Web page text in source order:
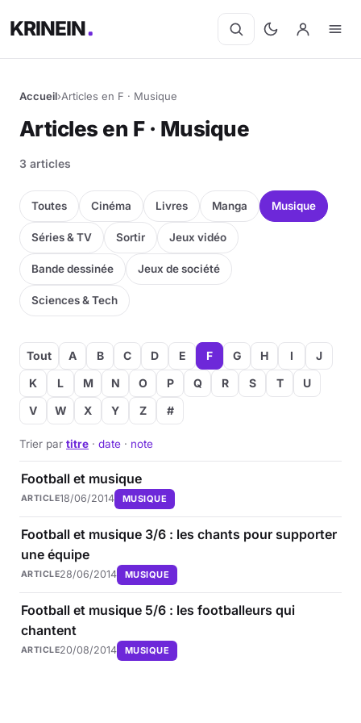
KRINEIN
Accueil›Articles en F · Musique
Articles en F · Musique
3 articles
Toutes Cinéma Livres Manga Musique
Séries & TV Sortir Jeux vidéo
Bande dessinée Jeux de société
Sciences & Tech
Tout A B C D E F G H I
J
K
L M N O P Q R S T
U
V
W X Y Z #
Trier par titre · date · note
Football et musique
ARTICLE18/06/2014 MUSIQUE
Football et musique 3/6 : les chants pour supporter
une équipe
ARTICLE28/06/2014 MUSIQUE
Football et musique 5/6 : les footballeurs qui
chantent
ARTICLE20/08/2014 MUSIQUE